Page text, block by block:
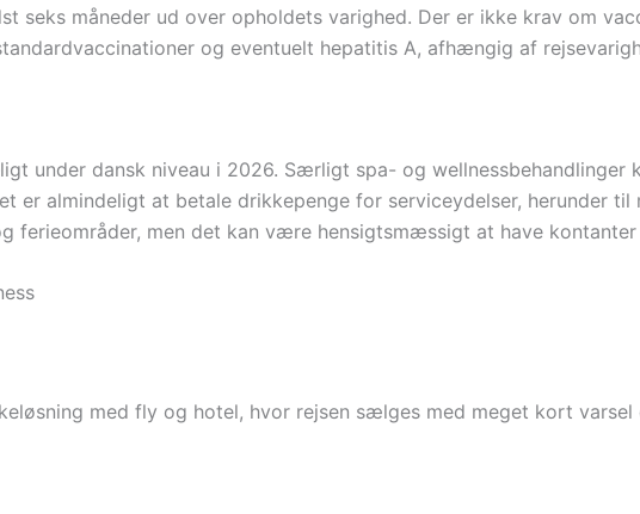
seks måneder ud over opholdets varighed. Der er ikke krav om
og eventuelt hepatitis A, afhængig af
under dansk niveau i 2026. Særligt spa- og
er almindeligt at betale drikkepenge for serviceydelser, herunder til
ferieområder, men det kan være hensigtsmæssigt at have
med fly og hotel, hvor rejsen sælges med meget kort